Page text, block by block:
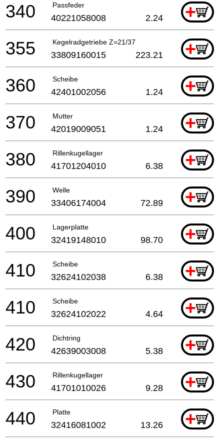
Passfeder +
340 40221058008 2.24
Kegelradgetriebe Z=21/37 +
355 33809160015 223.21
Scheibe +
360 42401002056 1.24
Mutter +
370 42019009051 1.24
Rillenkugellager +
380 41701204010 6.38
Welle +
390 33406174004 72.89
Lagerplatte +
400 32419148010 98.70
Scheibe +
410 32624102038 6.38
Scheibe +
410 32624102022 4.64
Dichtring +
420 42639003008 5.38
Rillenkugellager +
430 41701010026 9.28
Platte +
440 32416081002 13.26